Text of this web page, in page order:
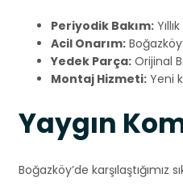
Periyodik Bakım:
Acil Onarım:
Yedek Parça: Orijinal
Montaj Hizmeti: Yeni
Yaygın
Boğazköy’de karşılaştığımız